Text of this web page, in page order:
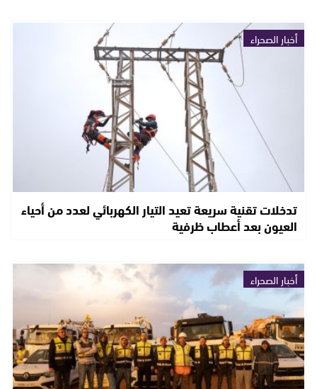
أخبار الصحراء
تدخلات تقنية سريعة تعيد التيار الكهربائي لعدد من أحياء
العيون بعد أعطاب ظرفية
أخبار الصحراء